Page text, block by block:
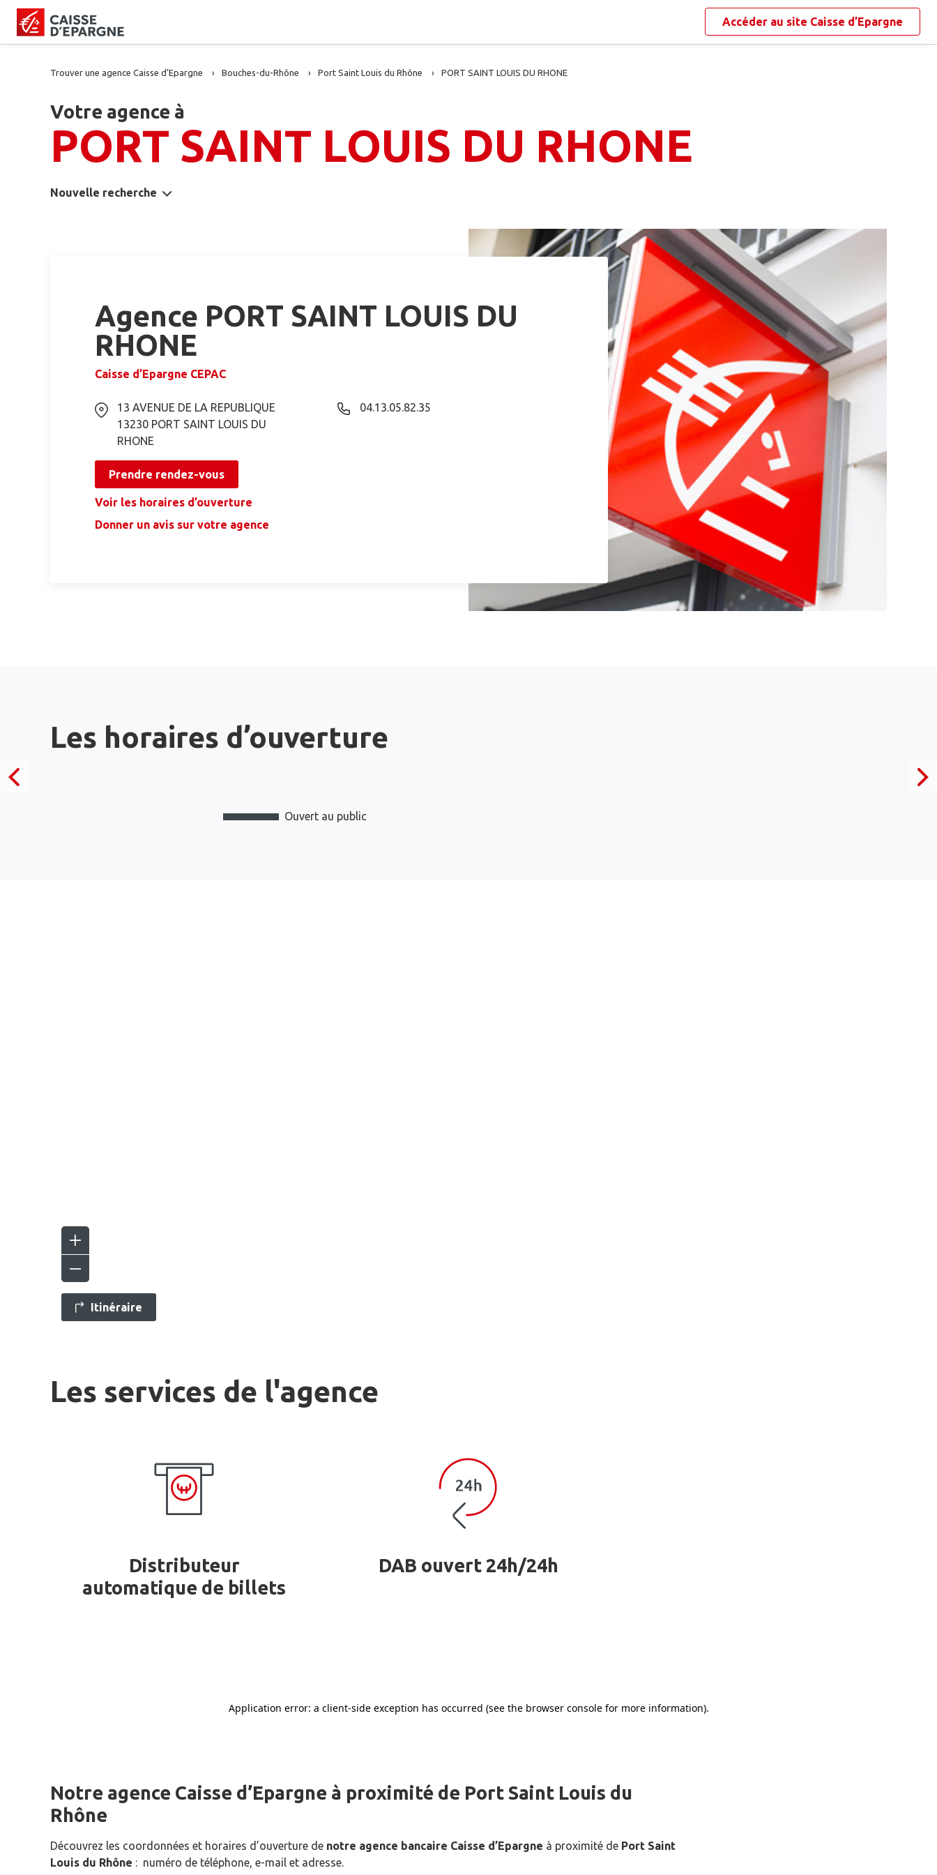
Accéder au site Caisse d’Epargne
Trouver une agence Caisse d’Epargne Bouches-du-Rhône Port Saint Louis du Rhône PORT SAINT LOUIS DU RHONE
Votre agence à
PORT SAINT LOUIS DU RHONE
Nouvelle recherche
Agence PORT SAINT LOUIS DU
RHONE
Caisse d’Epargne CEPAC
13 AVENUE DE LA REPUBLIQUE
13230 PORT SAINT LOUIS DU
RHONE
04.13.05.82.35
Prendre rendez-vous
Voir les horaires d’ouverture
Donner un avis sur votre agence
Les horaires d’ouverture
Ouvert au public
Itinéraire
Les services de l'agence
Distributeur
automatique de billets
DAB ouvert 24h/24h
Notre agence Caisse d’Epargne à proximité de Port Saint Louis du
Rhône
Découvrez les coordonnées et horaires d’ouverture de notre agence bancaire Caisse d’Epargne à proximité de Port Saint
Louis du Rhône : numéro de téléphone, e-mail et adresse.